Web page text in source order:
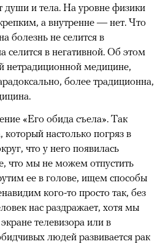
души и тела. На уровне физики
а внутренне — нет. Что
болезнь не селится в
селится в негативной. Об этом
нетрадиционной медицине,
более традиционна,
«Его обида съела». Так
который настолько погряз в
что у него появилась
что мы не можем отпустить
ее в голове, ищем способы
кого-то просто так, без
нас раздражает, хотя мы
телевизора или в
людей развивается рак